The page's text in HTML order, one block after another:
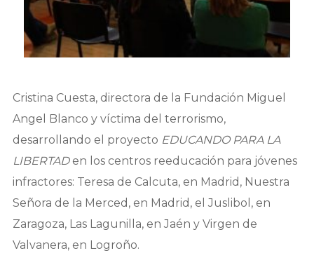
Cristina Cuesta, directora de la Fundación Miguel
Angel Blanco y víctima del terrorismo,
desarrollando el proyecto EDUCANDO PARA LA
LIBERTADen los centros reeducación para jóvenes
infractores: Teresa de Calcuta, en Madrid, Nuestra
Señora de la Merced, en Madrid, el Juslibol, en
Zaragoza, Las Lagunilla, en Jaén y Virgen de
Valvanera, en Logroño.